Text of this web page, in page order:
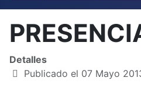
Detalles
Publicado el 07 Mayo